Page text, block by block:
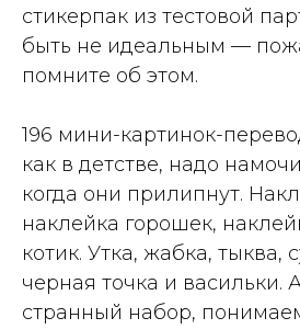
стикерпак из тестовой
быть не идеальным —
помните об этом.
196 мини-картинок-
как в детстве, надо
когда они прилипнут.
наклейка горошек,
котик. Утка, жабка, тыква,
черная точка и васильки.
странный набор,